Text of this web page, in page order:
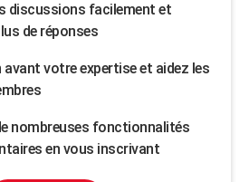
discussions facilement et
de réponses
avant votre expertise et aidez les
nombreuses fonctionnalités
en vous inscrivant